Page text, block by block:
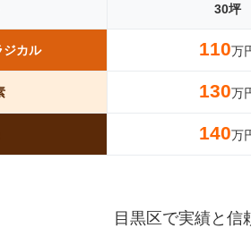
30坪
ジカル 110万
130万
140万
目黒区で実績と信